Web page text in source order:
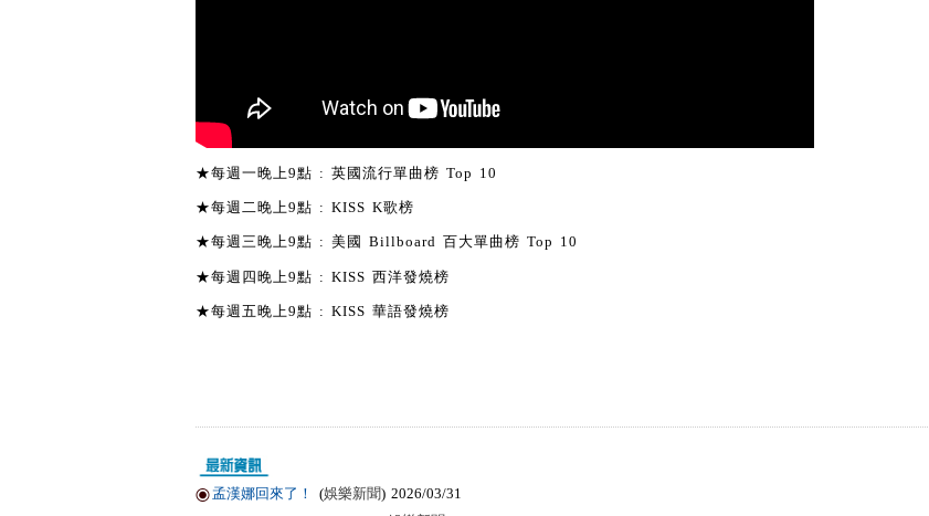
★每週一晚上9點 : 英國流行單曲榜 Top 10
★每週二晚上9點 : KISS K歌榜
★每週三晚上9點 : 美國 Billboard 百大單曲榜 Top 10
★每週四晚上9點 : KISS 西洋發燒榜
★每週五晚上9點 : KISS 華語發燒榜
孟漢娜回來了！ (娛樂新聞) 2026/03/31